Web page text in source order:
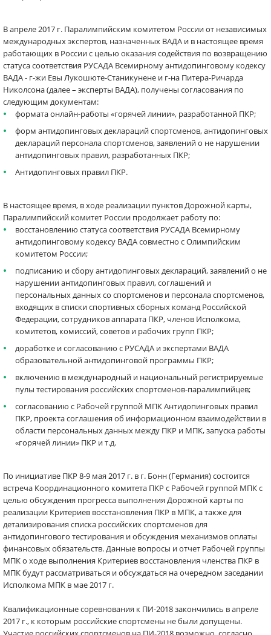
В апреле 2017 г. Паралимпийским комитетом России от независимых
международных экспертов, назначенных ВАДА и в настоящее время
работающих в России с целью оказания содействия по возвращению
статуса соответствия РУСАДА Всемирному антидопинговому кодексу
ВАДА - г-жи Евы Лукошюте-Станикунене и г-на Питера-Ричарда
Николсона (далее – эксперты ВАДА), получены согласования по
следующим документам:
формата онлайн-работы «горячей линии», разработанной ПКР;
форм антидопинговых деклараций спортсменов, антидопинговых
деклараций персонала спортсменов, заявлений о не нарушении
антидопинговых правил, разработанных ПКР;
Антидопинговых правил ПКР.
В настоящее время, в ходе реализации пунктов Дорожной карты,
Паралимпийский комитет России продолжает работу по:
восстановлению статуса соответствия РУСАДА Всемирному
антидопинговому кодексу ВАДА совместно с Олимпийским
комитетом России;
подписанию и сбору антидопинговых деклараций, заявлений о не
нарушении антидопинговых правил, соглашений и
персональных данных со спортсменов и персонала спортсменов,
входящих в списки спортивных сборных команд Российской
Федерации, сотрудников аппарата ПКР, членов Исполкома,
комитетов, комиссий, советов и рабочих групп ПКР;
доработке и согласованию с РУСАДА и экспертами ВАДА
образовательной антидопинговой программы ПКР;
включению в международный и национальный регистрируемые
пулы тестирования российских спортсменов-паралимпийцев;
согласованию с Рабочей группой МПК Антидопинговых правил
ПКР, проекта соглашения об информационном взаимодействии в
области персональных данных между ПКР и МПК, запуска работы
«горячей линии» ПКР и т.д.
По инициативе ПКР 8-9 мая 2017 г. в г. Бонн (Германия) состоится
встреча Координационного комитета ПКР с Рабочей группой МПК с
целью обсуждения прогресса выполнения Дорожной карты по
реализации Критериев восстановления ПКР в МПК, а также для
детализирования списка российских спортсменов для
антидопингового тестирования и обсуждения механизмов оплаты
финансовых обязательств. Данные вопросы и отчет Рабочей группы
МПК о ходе выполнения Критериев восстановления членства ПКР в
МПК будут рассматриваться и обсуждаться на очередном заседании
Исполкома МПК в мае 2017 г.
Квалификационные соревнования к ПИ-2018 закончились в апреле
2017 г., к которым российские спортсмены не были допущены.